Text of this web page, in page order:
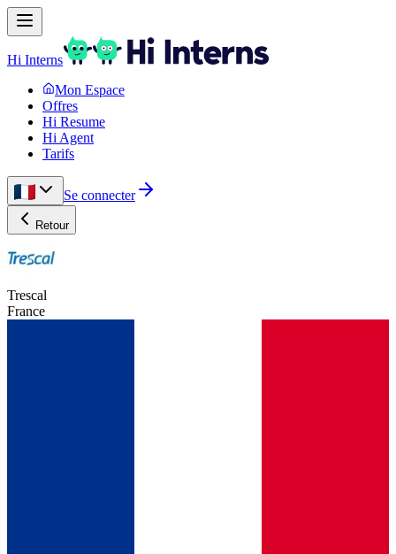
Hi Interns
Mon Espace
Offres
Hi Resume
Hi Agent
Tarifs
Se connecter
Retour
Trescal
France